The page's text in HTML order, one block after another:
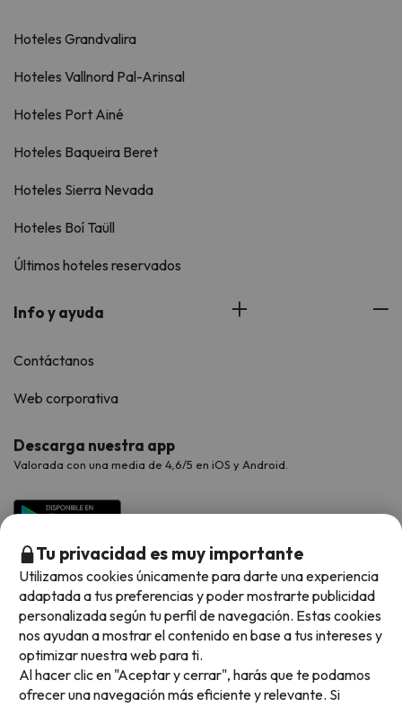
Hoteles Grandvalira
Hoteles Vallnord Pal-Arinsal
Hoteles Port Ainé
Hoteles Baqueira Beret
Hoteles Sierra Nevada
Hoteles Boí Taüll
Últimos hoteles reservados
Info y ayuda
Contáctanos
Web corporativa
Descarga nuestra app
Valorada con una media de 4,6/5 en iOS y Android.
Métodos de pago disponibles
Tu privacidad es muy importante
Utilizamos cookies únicamente para darte una experiencia
adaptada a tus preferencias y poder mostrarte publicidad
personalizada según tu perfil de navegación. Estas cookies
nos ayudan a mostrar el contenido en base a tus intereses y
optimizar nuestra web para ti.
Al hacer clic en "Aceptar y cerrar", harás que te podamos
ofrecer una navegación más eficiente y relevante. Si